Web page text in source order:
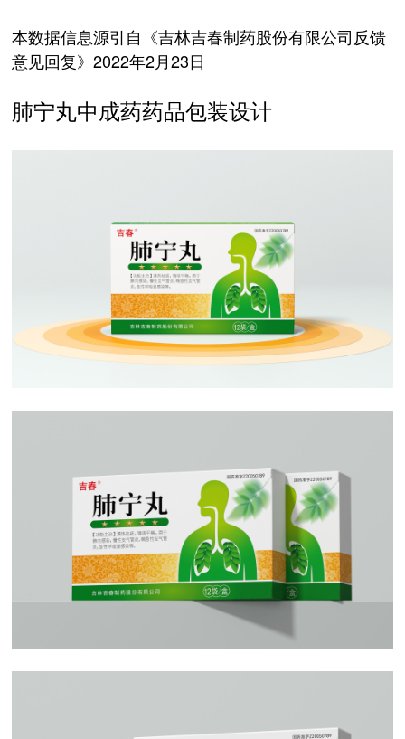
本数据信息源引自《吉林吉春制药股份有限公司反馈
意见回复》2022年2月23日
肺宁丸中成药药品包装设计